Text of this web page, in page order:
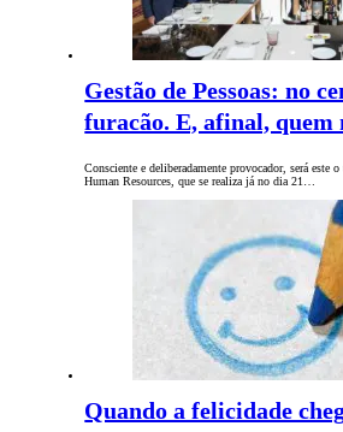
Gestão de Pessoas: no
furacão. E, afinal, quem
Consciente e deliberadamente provocador, será este
Human Resources, que se realiza já no dia 21…
Quando a felicidade